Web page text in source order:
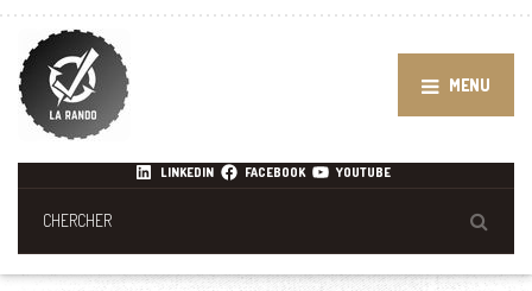
MENU
LINKEDIN FACEBOOK YOUTUBE